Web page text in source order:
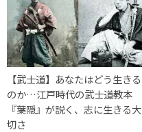
【武士道】あなたはどう生きる
のか…江戸時代の武士道教本
『葉隠』が説く、志に生きる大
切さ